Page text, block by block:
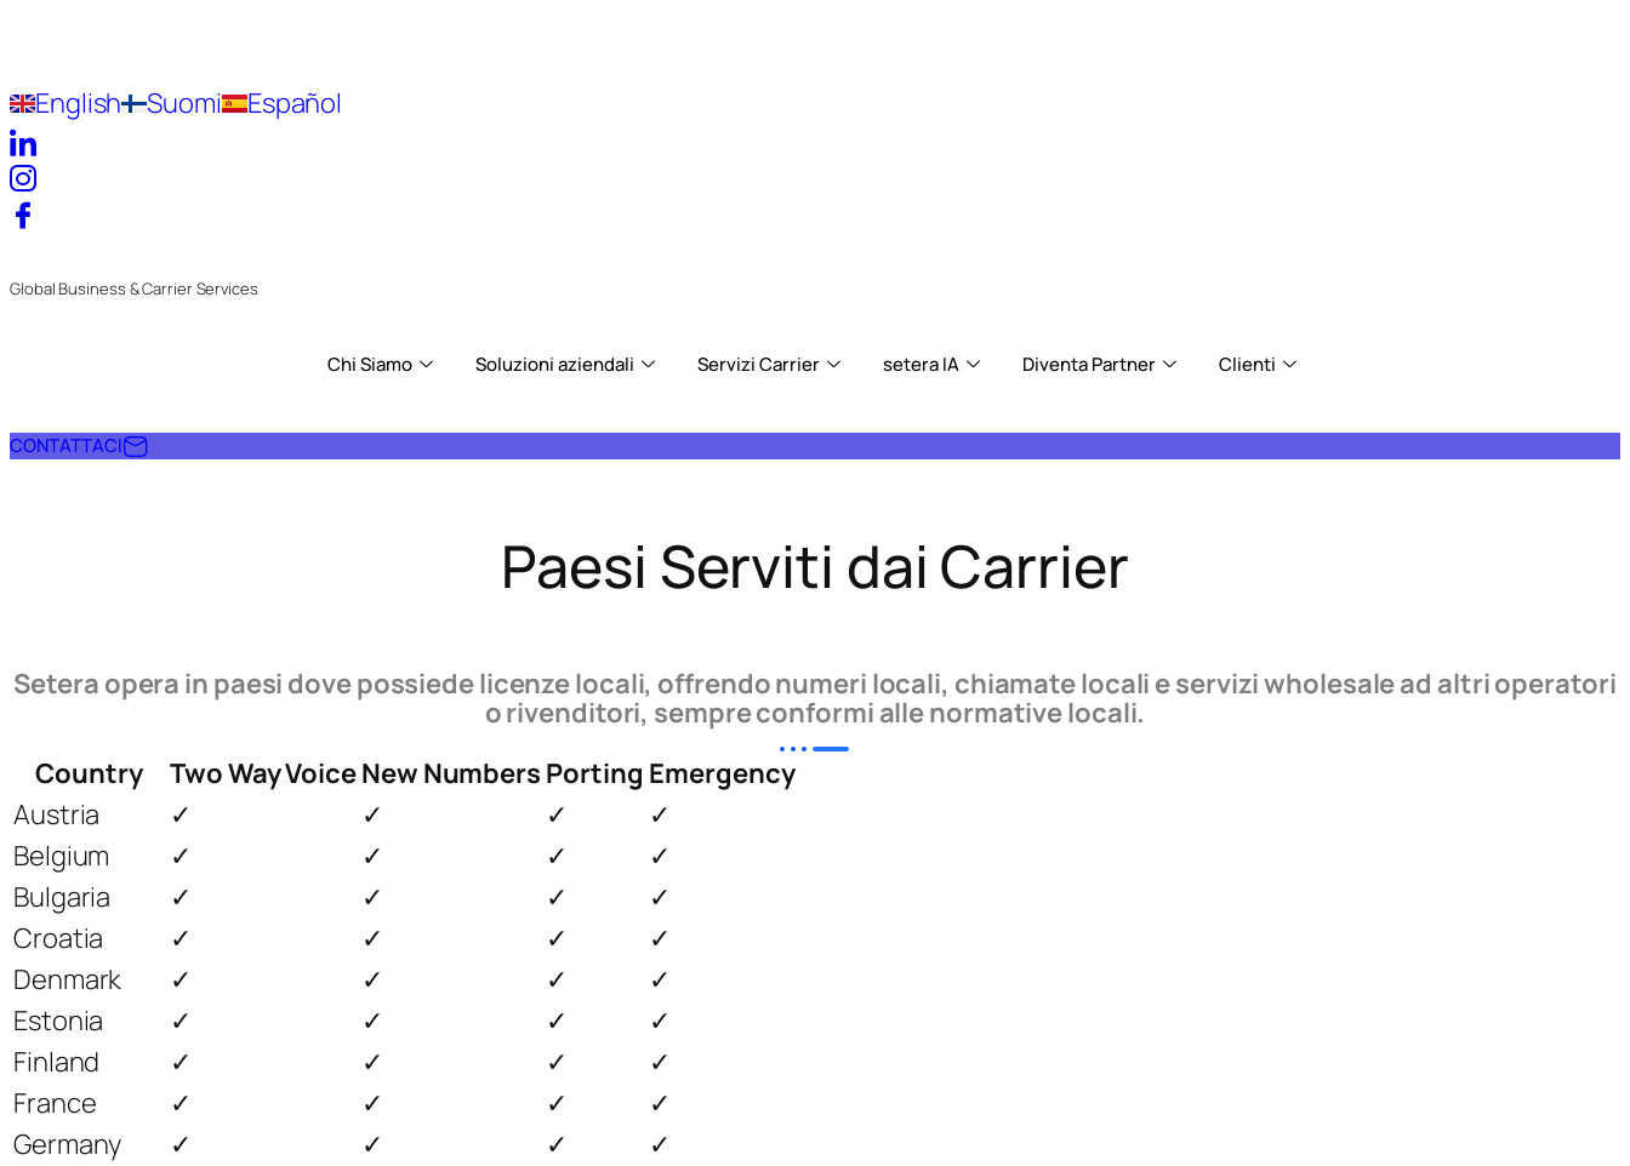
English Suomi Español
Global Business & Carrier Services
Chi Siamo Soluzioni aziendali Servizi Carrier setera IA Diventa Partner Clienti
CONTATTACI
Paesi Serviti dai Carrier
Setera opera in paesi dove possiede licenze locali, offrendo numeri locali, chiamate locali e servizi wholesale ad altri operatori
o rivenditori, sempre conformi alle normative locali.
Country
Two Way VoiceNew Numbers Porting Emergency
Austria
✓ ✓ ✓
✓
Belgium
✓ ✓ ✓
✓
Bulgaria
✓ ✓ ✓
✓
Croatia
✓ ✓ ✓
✓
Denmark
✓ ✓ ✓
✓
Estonia
✓ ✓ ✓
✓
Finland
✓ ✓ ✓
✓
France
✓ ✓ ✓
✓
Germany
✓ ✓ ✓
✓